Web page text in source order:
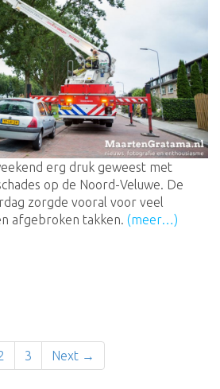
erg druk geweest met
op de Noord-Veluwe. De
zorgde vooral voor veel
afgebroken takken. (meer…)
3 Next →